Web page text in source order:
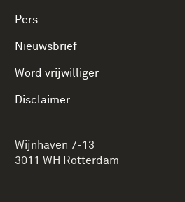
Pers
Nieuwsbrief
Word vrijwilliger
Disclaimer
Wijnhaven 7-13
3011 WH Rotterdam